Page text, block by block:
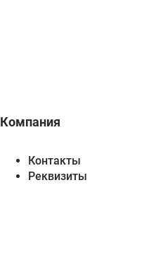
Компания
Контакты
Реквизиты